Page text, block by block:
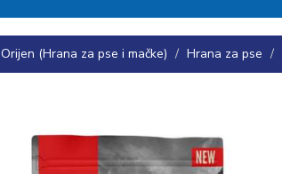
Orijen (Hrana za pse i mačke) Hrana za pse